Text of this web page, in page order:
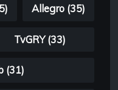
Allegro (35)
TvGRY (33)
(31)